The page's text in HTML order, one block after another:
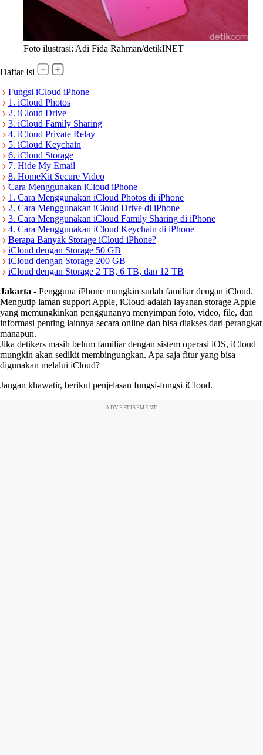
Foto ilustrasi: Adi Fida Rahman/detikINET
Daftar Isi
Fungsi iCloud iPhone
1. iCloud Photos
2. iCloud Drive
3. iCloud Family Sharing
4. iCloud Private Relay
5. iCloud Keychain
6. iCloud Storage
7. Hide My Email
8. HomeKit Secure Video
Cara Menggunakan iCloud iPhone
1. Cara Menggunakan iCloud Photos di iPhone
2. Cara Menggunakan iCloud Drive di iPhone
3. Cara Menggunakan iCloud Family Sharing di iPhone
4. Cara Menggunakan iCloud Keychain di iPhone
Berapa Banyak Storage iCloud iPhone?
iCloud dengan Storage 50 GB
iCloud dengan Storage 200 GB
iCloud dengan Storage 2 TB, 6 TB, dan 12 TB
Jakarta - Pengguna iPhone mungkin sudah familiar dengan iCloud.
Mengutip laman support Apple, iCloud adalah layanan storage Apple
yang memungkinkan penggunanya menyimpan foto, video, file, dan
informasi penting lainnya secara online dan bisa diakses dari perangkat
manapun.
Jika detikers masih belum familiar dengan sistem operasi iOS, iCloud
mungkin akan sedikit membingungkan. Apa saja fitur yang bisa
digunakan melalui iCloud?
Jangan khawatir, berikut penjelasan fungsi-fungsi iCloud.
ADVERTISEMENT